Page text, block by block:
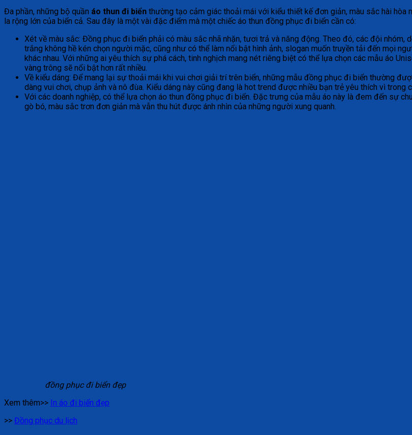
Đa phần, những bộ quần áo thun đi biển thường tạo cảm giác thoải mái với kiểu thiết kế đơn giản, màu sắc hài
la rộng lớn của biển cả. Sau đây là một vài đặc điểm mà một chiếc áo thun đồng phục đi biển cần có:
Xét về màu sắc: Đồng phục đi biển phải có màu sắc nhã nhặn, tươi trả và năng động. Theo đó, các đội nhóm,
trắng không hề kén chọn người mặc, cũng như có thể làm nổi bật hình ảnh, slogan muốn truyền tải đến mọi
khác nhau. Với những ai yêu thích sự phá cách, tinh nghịch mang nét riêng biệt có thể lựa chọn các mẫu áo
vàng trông sẽ nổi bật hơn rất nhiều.
Về kiểu dáng: Để mang lại sự thoải mái khi vui chơi giải trí trên biển, những mẫu đồng phục đi biển thường
dàng vui chơi, chụp ảnh và nô đùa. Kiểu dáng này cũng đang là hot trend được nhiều bạn trẻ yêu thích vì trong
Với các doanh nghiệp, có thể lựa chọn áo thun đồng phục đi biển. Đặc trưng của mẫu áo này là đem đến sự
gò bó, màu sắc trơn đơn giản mà vẫn thu hút được ánh nhìn của những người xung quanh.
đồng phục đi biển đẹp
Xem thêm>> In áo đi biển đẹp
>> Đồng phục du lịch